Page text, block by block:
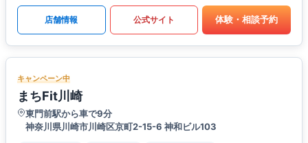
店舗情報 公式サイト 体験・相談予約
キャンペーン中
まちFit川崎
東門前駅から車で9分
神奈川県川崎市川崎区京町2-15-6 神和ビル103